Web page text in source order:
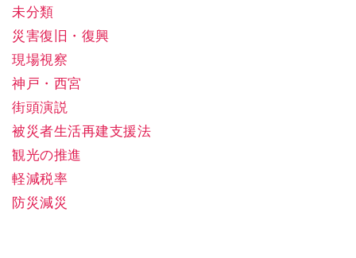
未分類
災害復旧・復興
現場視察
神戸・西宮
街頭演説
被災者生活再建支援法
観光の推進
軽減税率
防災減災